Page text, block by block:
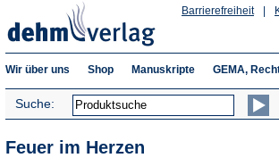
Barrierefreiheit
Wir über uns Shop Manuskripte GEMA,
Suche:
Feuer im Herzen